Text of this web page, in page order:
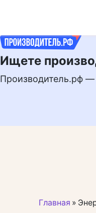
Ищете
Производитель.рф —
Главная »